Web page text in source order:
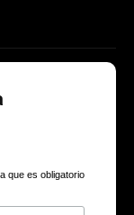
que es obligatorio